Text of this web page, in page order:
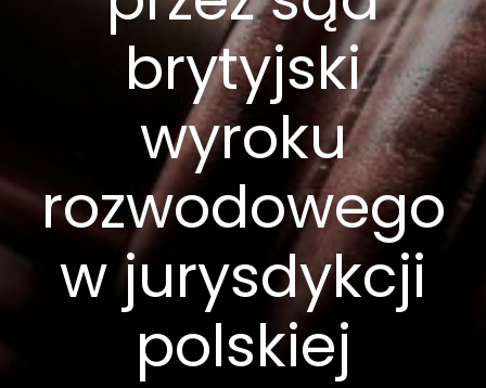
brytyjski
wyroku
rozwodowego
w jurysdykcji
polskiej